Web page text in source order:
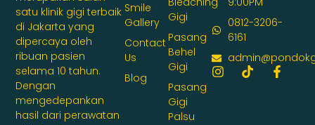
satu klinik gigi terbaik
di Jakarta yang
dipercaya oleh
ribuan pasien
selama 10 tahun.
Dengan
mengedepankan
hasil dari perawatan
Gigi
Pasang
Behel
Gigi
Pasang
Gigi
Palsu
Smile
Gallery
Contact
Us
Blog
0812-3206-
6161